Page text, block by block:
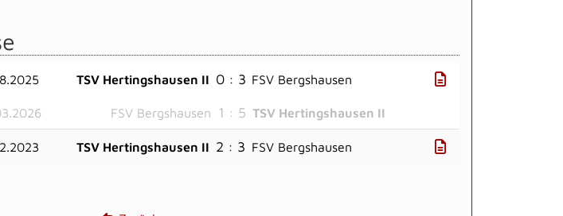
TSV Hertingshausen II 0 : 3 FSV Bergshausen
FSV Bergshausen 1 : 5 TSV Hertingshausen II
TSV Hertingshausen II 2 : 3 FSV Bergshausen